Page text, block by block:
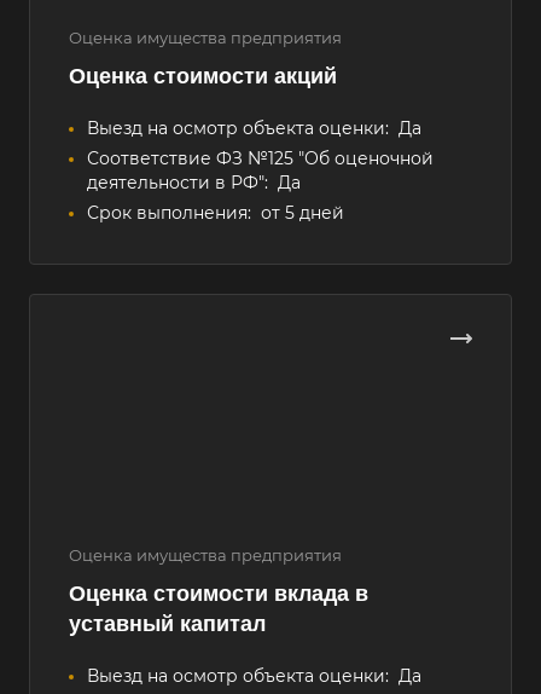
Оценка имущества предприятия
Оценка стоимости акций
Выезд на осмотр объекта оценки: Да
Соответствие ФЗ №125 "Об оценочной
деятельности в РФ": Да
Срок выполнения: от 5 дней
Оценка имущества предприятия
Оценка стоимости вклада в
уставный капитал
Выезд на осмотр объекта оценки: Да